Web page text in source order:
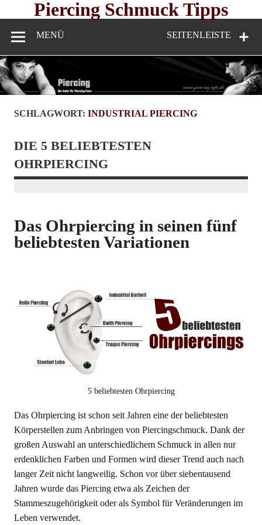
Piercing Schmuck Tipps
SEITENLEISTE
MENÜ
SCHLAGWORT: INDUSTRIAL PIERCING
DIE 5 BELIEBTESTEN
OHRPIERCING
Das Ohrpiercing in seinen fünf
beliebtesten Variationen
5 beliebtesten Ohrpiercing
Das Ohrpiercing ist schon seit Jahren eine der beliebtesten
Körperstellen zum Anbringen von Piercingschmuck. Dank der
großen Auswahl an unterschiedlichem Schmuck in allen nur
erdenklichen Farben und Formen wird dieser Trend auch nach
langer Zeit nicht langweilig. Schon vor über siebentausend
Jahren wurde das Piercing etwa als Zeichen der
Stammeszugehörigkeit oder als Symbol für Veränderungen im
Leben verwendet.